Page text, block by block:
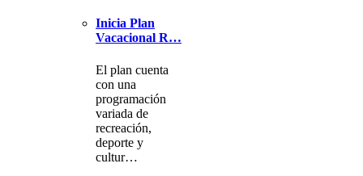
Inicia Plan
Vacacional R…
El plan cuenta
con una
programación
variada de
recreación,
deporte y
cultur…